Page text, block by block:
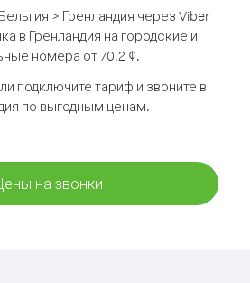
> Гренландия через Viber
в Гренландия на городские и
номера от 70.2 ¢.
подключите тариф и звоните в
по выгодным ценам.
на звонки